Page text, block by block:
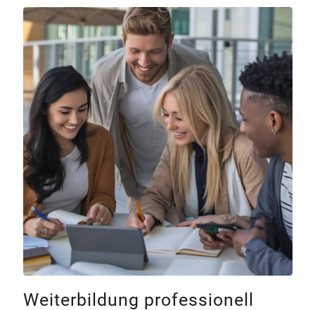
Weiterbildung professionell